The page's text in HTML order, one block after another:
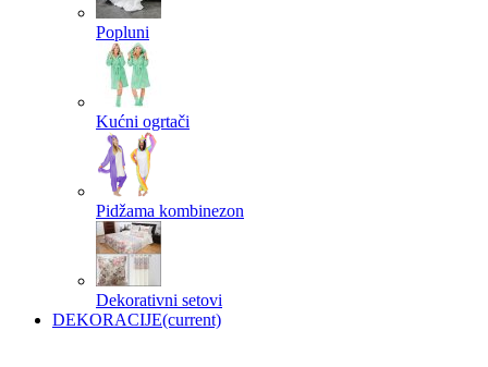
Popluni
Kućni ogrtači
Pidžama kombinezon
Dekorativni setovi
DEKORACIJE(current)